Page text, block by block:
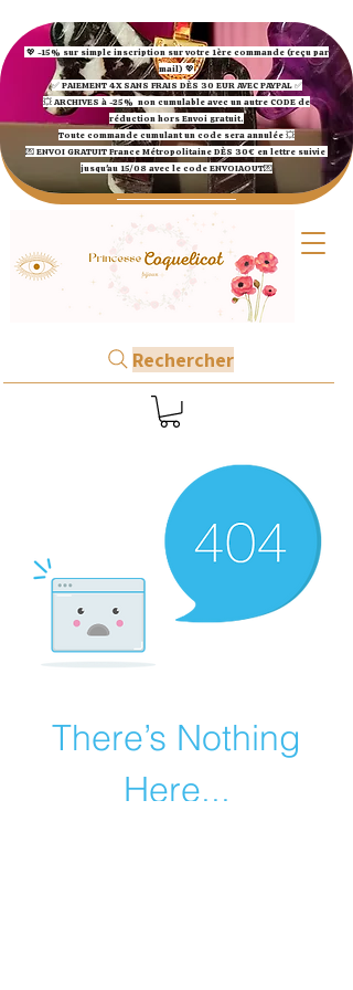
💖 -15% sur simple inscription sur votre 1ère commande (reçu par
mail) 💖
✅ ​PAIEMENT 4X SANS FRAIS DÈS 30 EUR AVEC PAYPAL​ ✅​​​​​​​
💥 ARCHIVES à -25% non cumulable avec un autre CODE de
réduction hors Envoi gratuit.
Toute commande cumulant un code sera annulée 💥
💌 ENVOI GRATUIT France Métropolitaine DÈS 30€ en lettre suivie
jusqu'au 15/08 avec le code ENVOIAOUT💌​
Rechercher
There’s Nothing
Here...